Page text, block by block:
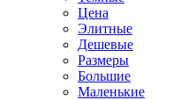
Цена
Элитные
Дешевые
Размеры
Большие
Маленькие